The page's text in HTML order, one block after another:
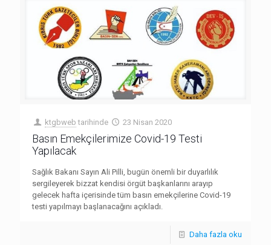
ktgbweb tarihinde 23 Nisan 2020
Basın Emekçilerimize Covid-19 Testi
Yapılacak
Sağlık Bakanı Sayın Ali Pilli, bugün önemli bir duyarlılık
sergileyerek bizzat kendisi örgüt başkanlarını arayıp
gelecek hafta içerisinde tüm basın emekçilerine Covid-19
testi yapılmayı başlanacağını açıkladı.
Daha fazla oku